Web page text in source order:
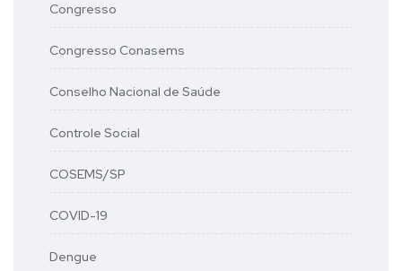
Congresso
Congresso Conasems
Conselho Nacional de Saúde
Controle Social
COSEMS/SP
COVID-19
Dengue